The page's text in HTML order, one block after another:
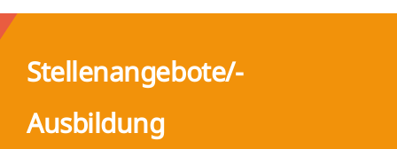
Stellen­angebote/­
Ausbildung